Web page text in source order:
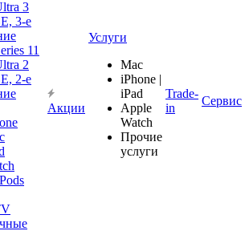
3
3-е
11
2
2-е
Акции
Услуги
Mac
iPhone |
iPad
Apple
Watch
Прочие
услуги
Trade-
in
Сервис